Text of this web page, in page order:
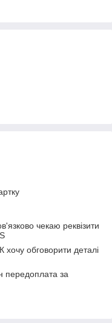
чекаю реквізити
обговорити деталі
передоплата за